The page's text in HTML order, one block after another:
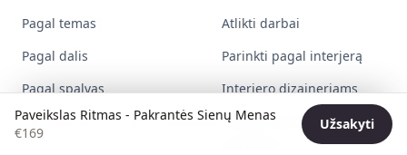
Paveikslas Ritmas - Pakrantės Sienų Menas
€169
Užsakyti
Pagal temas
Pagal dalis
Pagal spalvas
Atlikti darbai
Parinkti pagal interjerą
Interjero dizaineriams
Patikę ir peržiūrėti